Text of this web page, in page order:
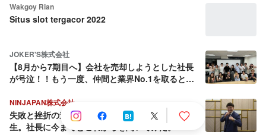
Wakgoy Rian
Situs slot tergacor 2022
JOKER'S株式会社
【8月から7期目へ】会社を売却しようとした社長
が号泣！！もう一度、仲間と業界No.1を取ると決
NINJAPAN株式会社
失敗と挫折の連続から這い上がり続ける壮絶な人
生。社長に今までとこれからを聞いてみた。